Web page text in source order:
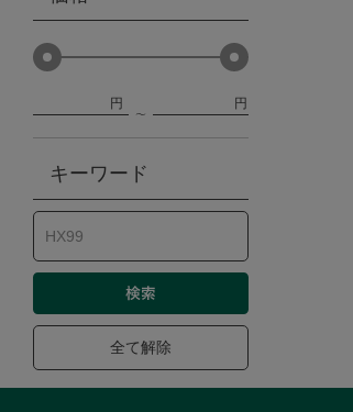
防災グッズ・非常食
トレーニング
ヴィンテージ
円 円
キーワード
全て解除